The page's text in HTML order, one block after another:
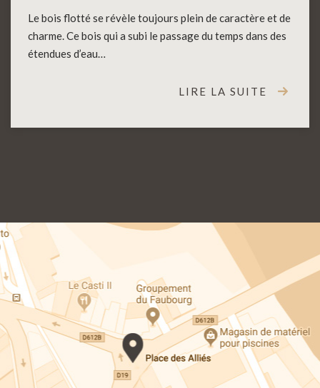
Le bois flotté se révèle toujours plein de caractère et de
charme. Ce bois qui a subi le passage du temps dans des
étendues d’eau…
LIRE LA SUITE